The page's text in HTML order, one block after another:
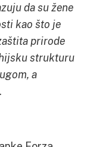
da su žene
kao što je
prirode
strukturu
a